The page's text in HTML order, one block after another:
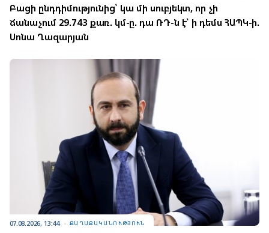
Բացի ընդդիմությունից՝ կա մի սուբյեկտ, որ չի
ճանաչում 29.743 քառ. կմ-ը. դա ՌԴ-ն է՝ ի դեմս ՀԱՊԿ-ի.
Սոնա Ղազարյան
07.08.2026, 13:44 ՔԱՂԱՔԱԿԱՆՈՒԹՅՈՒՆ